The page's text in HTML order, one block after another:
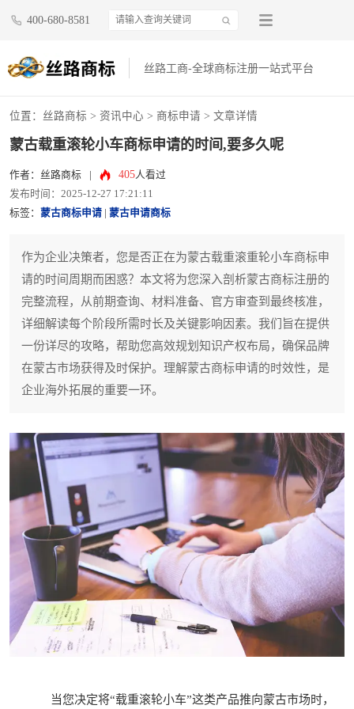
400-680-8581
丝路工商-全球商标注册一站式平台
位置： 丝路商标 > 资讯中心 > 商标申请 > 文章详情
蒙古载重滚轮小车商标申请的时间,要多久呢
作者：丝路商标 405人看过
发布时间：2025-12-27 17:21:11
标签： 蒙古商标申请 蒙古申请商标
作为企业决策者，您是否正在为蒙古载重滚重轮小车商标申
请的时间周期而困惑？本文将为您深入剖析蒙古商标注册的
完整流程，从前期查询、材料准备、官方审查到最终核准，
详细解读每个阶段所需时长及关键影响因素。我们旨在提供
一份详尽的攻略，帮助您高效规划知识产权布局，确保品牌
在蒙古市场获得及时保护。理解蒙古商标申请的时效性，是
企业海外拓展的重要一环。
当您决定将“载重滚轮小车”这类产品推向蒙古市场时，